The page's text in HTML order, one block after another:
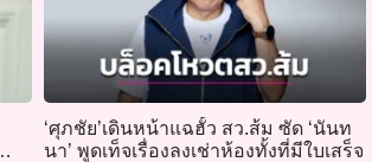
‘ศุภชัย’เดินหน้าแฉฮั้ว สว.ส้ม ซัด ‘นันท
นา’ พูดเท็จเรื่องลงเช่าห้องทั้งที่มีใบเสร็จ